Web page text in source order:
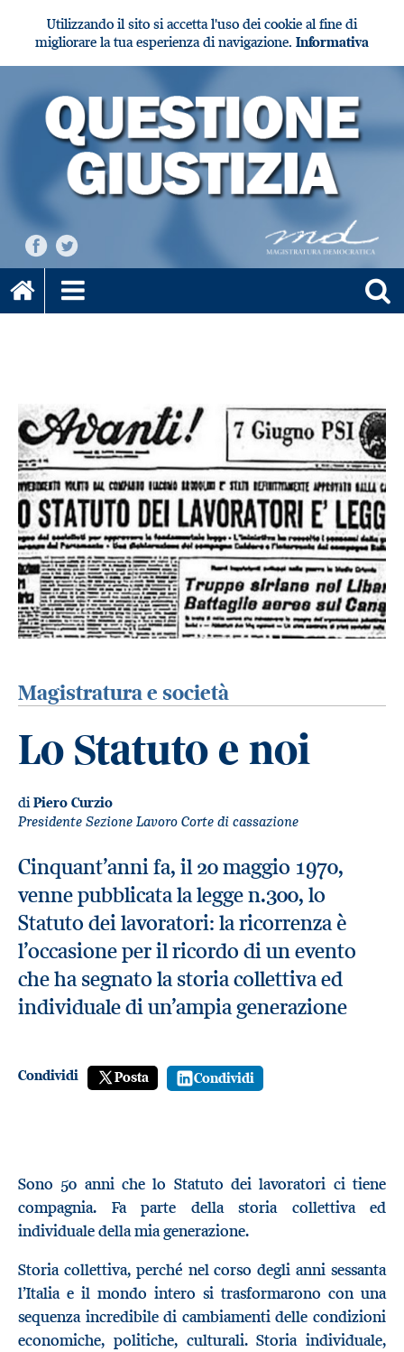
Utilizzando il sito si accetta l'uso dei cookie al fine di
migliorare la tua esperienza di navigazione. Informativa
Magistratura e società
Lo Statuto e noi
diPiero Curzio
Presidente Sezione Lavoro Corte di cassazione
Cinquant’anni fa, il 20 maggio 1970,
venne pubblicata la legge n.300, lo
Statuto dei lavoratori: la ricorrenza è
l’occasione per il ricordo di un evento
che ha segnato la storia collettiva ed
individuale di un’ampia generazione
Condividi Posta Condividi
Sono 50 anni che lo Statuto dei lavoratori ci tiene
compagnia. Fa parte della storia collettiva ed
individuale della mia generazione.
Storia collettiva, perché nel corso degli anni sessanta
l’Italia e il mondo intero si trasformarono con una
sequenza incredibile di cambiamenti delle condizioni
economiche, politiche, culturali. Storia individuale,